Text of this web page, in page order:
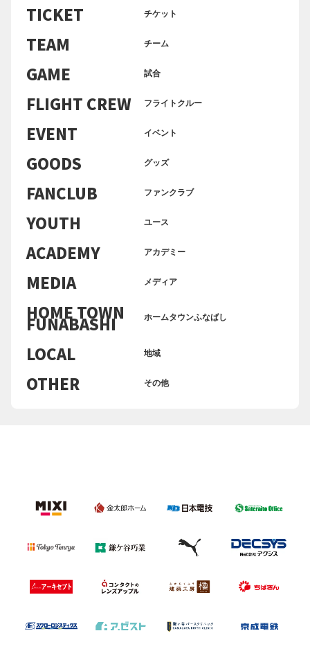
TICKET チケット
TEAM チーム
GAME 試合
FLIGHT CREW フライトクルー
EVENT イベント
GOODS グッズ
FANCLUB ファンクラブ
YOUTH ユース
ACADEMY アカデミー
MEDIA メディア
HOME TOWN
FUNABASHI ホームタウンふなばし
LOCAL 地域
OTHER その他